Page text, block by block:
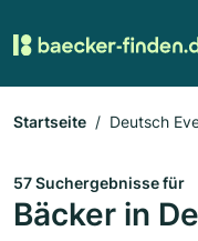
Startseite Deutsch
57 Suchergebnisse für
Bäcker in